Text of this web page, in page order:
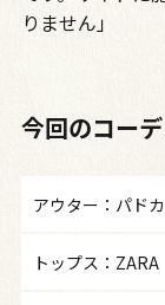
りません」
今回のコー
アウター：パド
トップス：ZARA